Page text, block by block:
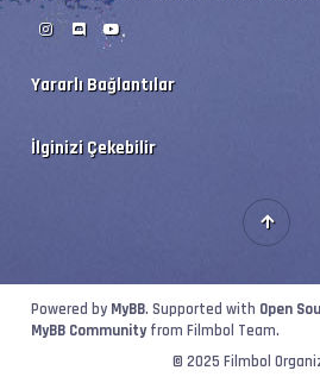
Yararlı Bağlantılar
Vizyon Filmler
İlginizi Çekebilir
Powered by MyBB. Supported with Open
MyBB Community from Filmbol Team.
© 2025 Filmbol